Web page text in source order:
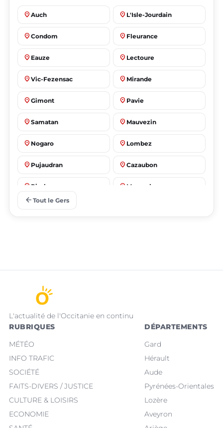
place Auch place L'Isle-Jourdain
place Condom place Fleurance
place Eauze place Lectoure
place Vic-Fezensac place Mirande
place Gimont place Pavie
place Samatan place Mauvezin
place Nogaro place Lombez
place Pujaudran place Cazaubon
place Riscle place Masseube
arrow_back Tout le Gers
L'actualité de l'Occitanie en continu
RUBRIQUES
MÉTÉO
INFO TRAFIC
SOCIÉTÉ
FAITS-DIVERS / JUSTICE
CULTURE & LOISIRS
ECONOMIE
DÉPARTEMENTS
Gard
Hérault
Aude
Pyrénées-Orientales
Lozère
Aveyron